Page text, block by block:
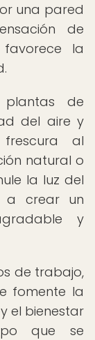
una pared
de
la
plantas de
del aire y
al
natural o
la luz del
a crear un
y
de trabajo,
fomente la
el bienestar
que se